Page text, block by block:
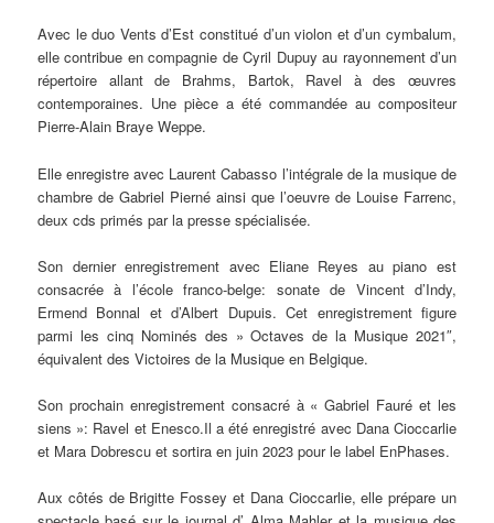
Avec le duo Vents d’Est constitué d’un violon et d’un cymbalum,
elle contribue en compagnie de Cyril Dupuy au rayonnement d’un
répertoire allant de Brahms, Bartok, Ravel à des œuvres
contemporaines. Une pièce a été commandée au compositeur
Pierre-Alain Braye Weppe.
Elle enregistre avec Laurent Cabasso l’intégrale de la musique de
chambre de Gabriel Pierné ainsi que l’oeuvre de Louise Farrenc,
deux cds primés par la presse spécialisée.
Son dernier enregistrement avec Eliane Reyes au piano est
consacrée à l’école franco-belge: sonate de Vincent d’Indy,
Ermend Bonnal et d’Albert Dupuis. Cet enregistrement figure
parmi les cinq Nominés des » Octaves de la Musique 2021″,
équivalent des Victoires de la Musique en Belgique.
Son prochain enregistrement consacré à « Gabriel Fauré et les
siens »: Ravel et Enesco.Il a été enregistré avec Dana Cioccarlie
et Mara Dobrescu et sortira en juin 2023 pour le label EnPhases.
Aux côtés de Brigitte Fossey et Dana Cioccarlie, elle prépare un